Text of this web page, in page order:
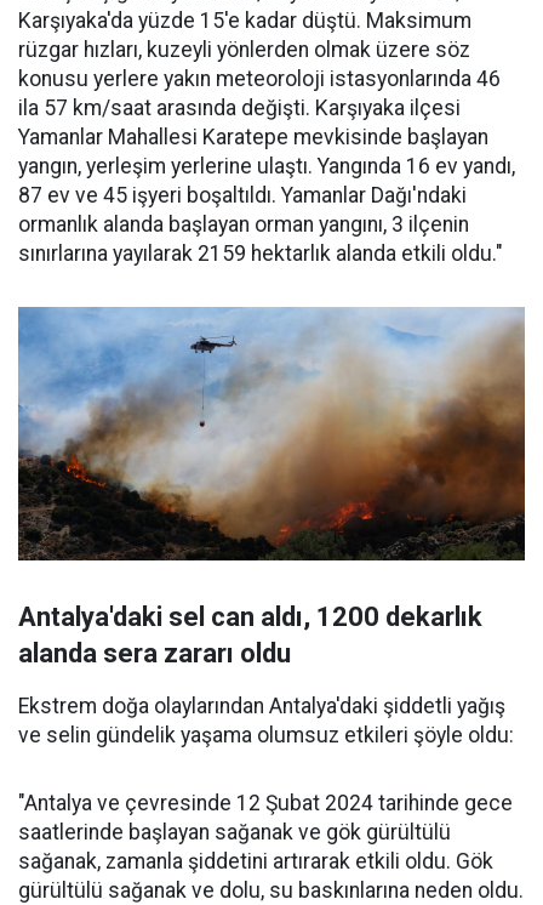
Karşıyaka'da yüzde 15'e kadar düştü. Maksimum
rüzgar hızları, kuzeyli yönlerden olmak üzere söz
konusu yerlere yakın meteoroloji istasyonlarında 46
ila 57 km/saat arasında değişti. Karşıyaka ilçesi
Yamanlar Mahallesi Karatepe mevkisinde başlayan
yangın, yerleşim yerlerine ulaştı. Yangında 16 ev yandı,
87 ev ve 45 işyeri boşaltıldı. Yamanlar Dağı'ndaki
ormanlık alanda başlayan orman yangını, 3 ilçenin
sınırlarına yayılarak 2159 hektarlık alanda etkili oldu."
Antalya'daki sel can aldı, 1200 dekarlık
alanda sera zararı oldu
Ekstrem doğa olaylarından Antalya'daki şiddetli yağış
ve selin gündelik yaşama olumsuz etkileri şöyle oldu:
"Antalya ve çevresinde 12 Şubat 2024 tarihinde gece
saatlerinde başlayan sağanak ve gök gürültülü
sağanak, zamanla şiddetini artırarak etkili oldu. Gök
gürültülü sağanak ve dolu, su baskınlarına neden oldu.